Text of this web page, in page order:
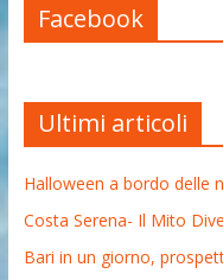
Facebook
Ultimi articoli
Halloween a bordo delle
Costa Serena- Il Mito
Bari in un giorno,